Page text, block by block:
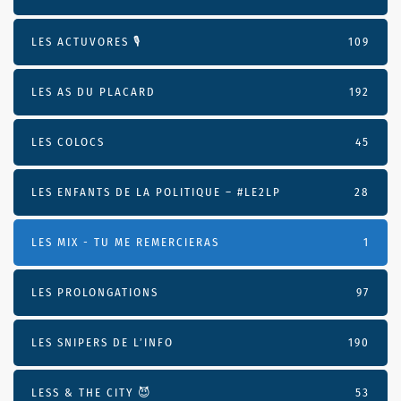
LES ACTUVORES 🎙 109
LES AS DU PLACARD 192
LES COLOCS 45
LES ENFANTS DE LA POLITIQUE – #LE2LP 28
LES MIX - TU ME REMERCIERAS 1
LES PROLONGATIONS 97
LES SNIPERS DE L’INFO 190
LESS & THE CITY 😈 53